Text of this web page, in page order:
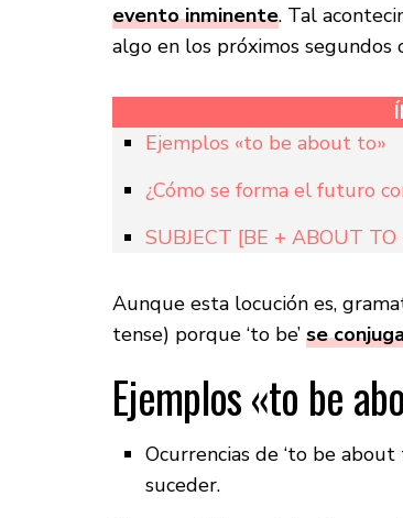
evento inminente. Tal
algo en los próximos segundos
Ejemplos «to be about to»
¿Cómo se forma el futuro
SUBJECT [BE + ABOUT
Aunque esta locución es,
tense) porque ‘to be’ se
Ejemplos «to be
Ocurrencias de ‘to be
suceder.